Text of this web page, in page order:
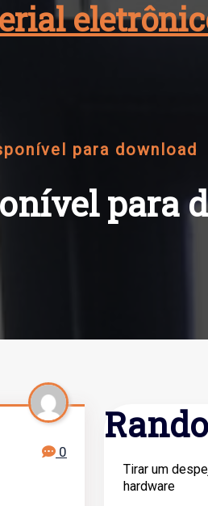
para download
para
0
Tirar um
hardware